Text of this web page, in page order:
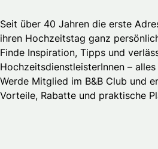
Seit über 40 Jahren die erste
ihren Hochzeitstag ganz
Finde Inspiration, Tipps und
HochzeitsdienstleisterInnen –
Werde Mitglied im B&B Club und
Vorteile, Rabatte und praktische